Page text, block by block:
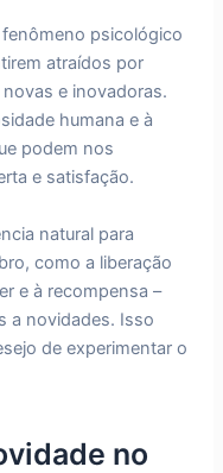
psicológico
atraídos por
e inovadoras.
humana e à
podem nos
e satisfação.
natural para
como a liberação
e à recompensa –
a novidades. Isso
de experimentar o
no